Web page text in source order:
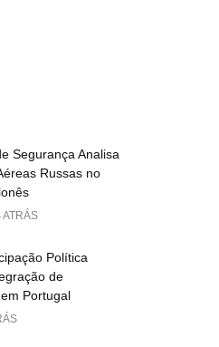
Segurança Analisa
Russas no
Política
de
Portugal